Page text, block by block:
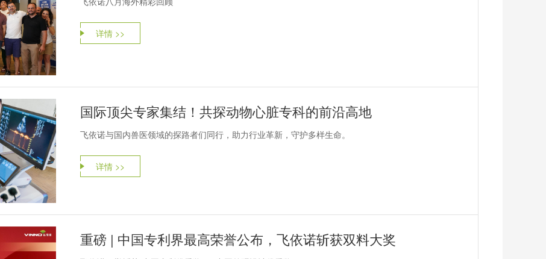
详情 >>
国际顶尖专家集结！共探动物心脏专科的前沿高地
飞依诺与国内兽医领域的探路者们同行，助力行业革新，守护多样生命。
详情 >>
重磅 | 中国专利界最高荣誉公布，飞依诺斩获双料大奖